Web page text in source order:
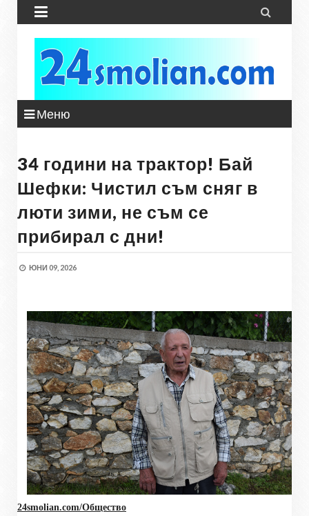
 
Меню
34 години на трактор! Бай
Шефки: Чистил съм сняг в
люти зими, не съм се
прибирал с дни!
ЮНИ 09, 2026
24smolian.com/Общество